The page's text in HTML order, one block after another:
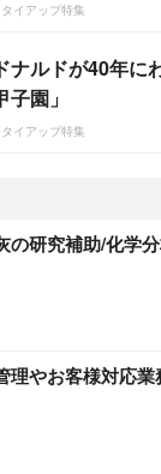
イアップ特集
ナルドが40年に
子園」
イアップ特集
の研究補助/化学
理やお客様対応